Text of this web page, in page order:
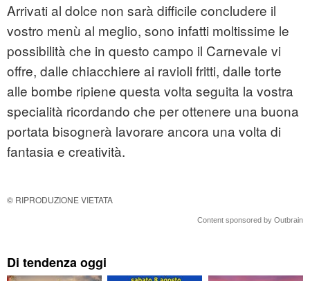
Arrivati al dolce non sarà difficile concludere il
vostro menù al meglio, sono infatti moltissime le
possibilità che in questo campo il Carnevale vi
offre, dalle chiacchiere ai ravioli fritti, dalle torte
alle bombe ripiene questa volta seguita la vostra
specialità ricordando che per ottenere una buona
portata bisognerà lavorare ancora una volta di
fantasia e creatività.
© RIPRODUZIONE VIETATA
Content sponsored by Outbrain
Di tendenza oggi